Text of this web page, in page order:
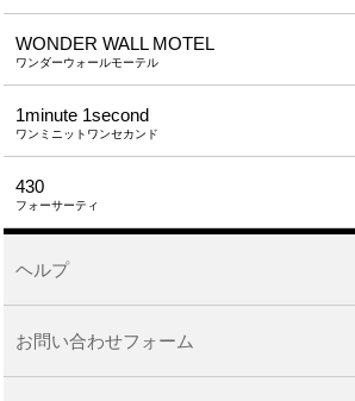
WONDER WALL MOTEL
ワンダーウォールモーテル
1minute​ 1second
ワンミニットワンセカンド
430
フォーサーティ
ヘルプ
お問い合わせフォーム